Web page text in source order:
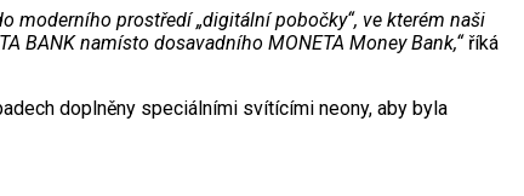
moderního prostředí „digitální pobočky“, ve kterém naši
BANK namísto dosavadního MONETA Money Bank,“ říká
doplněny speciálními svítícími neony, aby byla